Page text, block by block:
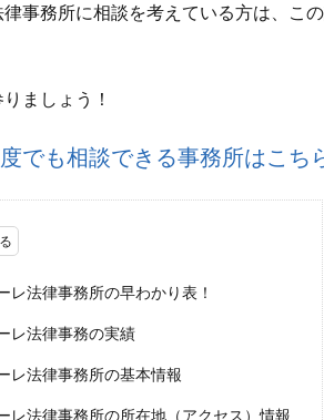
事務所に相談を考えている方は、こ
ましょう！
でも相談できる事務所はこち
レ法律事務所の早わかり表！
レ法律事務の実績
レ法律事務所の基本情報
レ法律事務所の所在地（アクセス）情報